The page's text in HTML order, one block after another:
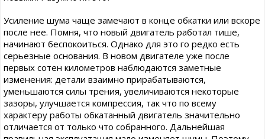
Усиление шума чаще замечают в конце обкатки или вскоре
после нее. Помня, что новый двигатель работал тише,
начинают беспокоиться. Однако для это го редко есть
серьезные основания. В новом двигателе уже после
первых сотен километров наблюдаются заметные
изменения: детали взаимно прирабатываются,
уменьшаются силы трения, увеличиваются некоторые
зазоры, улучшается компрессия, так что по всему
характеру работы обкатанный двигатель значительно
отличается от только что собранного. Дальнейшая